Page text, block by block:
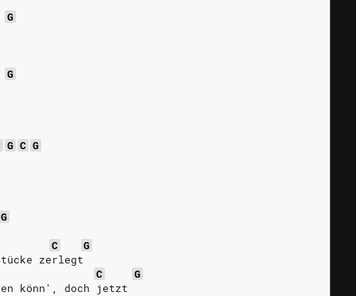
G
G
G C G
G
C
G
zerlegt
C
G
könn', doch jetzt